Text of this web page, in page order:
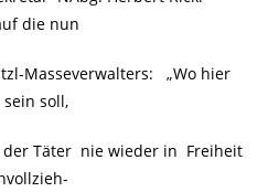
die nun
Masseverwalters: „Wo hier
soll,
Täter nie wieder in Freiheit